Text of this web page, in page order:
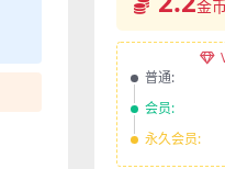
金币
普通:
会员:
永久会员: